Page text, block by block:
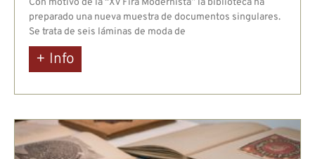
preparado una nueva muestra de documentos singulares.
Se trata de seis láminas de moda de
+ Info